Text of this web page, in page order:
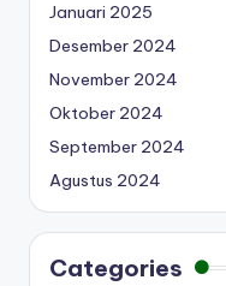
Januari 2025
Desember 2024
November 2024
Oktober 2024
September 2024
Agustus 2024
Categories